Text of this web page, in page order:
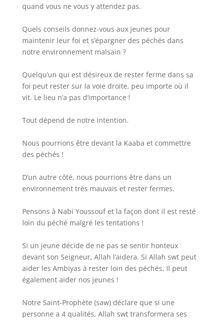
quand vous ne vous y attendez pas.
Quels conseils donnez-vous aux jeunes pour
maintenir leur foi et s’épargner des péchés dans
notre environnement malsain ?
Quelqu’un qui est désireux de rester ferme dans sa
foi peut rester sur la voie droite, peu importe où il
vit. Le lieu n’a pas d’importance !
Tout dépend de notre intention.
Nous pourrions être devant la Kaaba et commettre
des péchés !
D’un autre côté, nous pourrions être dans un
environnement très mauvais et rester fermes.
Pensons à Nabi Youssouf et la façon dont il est resté
loin du péché malgré les tentations !
Si un jeune décide de ne pas se sentir honteux
devant son Seigneur, Allah l’aidera. Si Allah swt peut
aider les Ambiyas à rester loin des péchés, Il peut
également aider nos jeunes !
Notre Saint-Prophète (saw) déclare que si une
personne a 4 qualités, Allah swt transformera ses